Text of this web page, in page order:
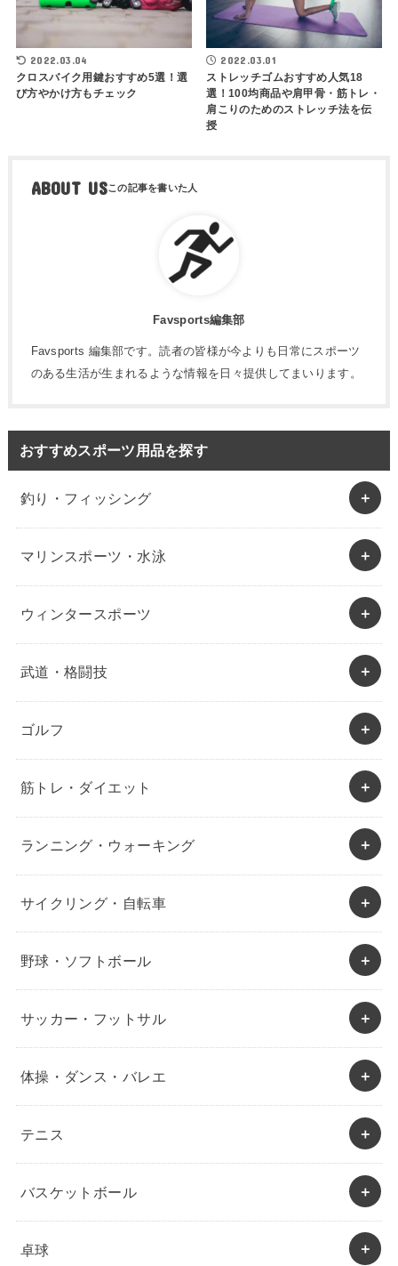
2022.03.04
クロスバイク用鍵おすすめ5選！選
び方やかけ方もチェック
2022.03.01
ストレッチゴムおすすめ人気18
選！100均商品や肩甲骨・筋トレ・
肩こりのためのストレッチ法を伝
授
ABOUT US
Favsports編集部
Favsports 編集部です。読者の皆様が今よりも日常にスポーツ
のある生活が生まれるような情報を日々提供してまいります。
おすすめスポーツ用品を探す
釣り・フィッシング
マリンスポーツ・水泳
ウィンタースポーツ
武道・格闘技
ゴルフ
筋トレ・ダイエット
ランニング・ウォーキング
サイクリング・自転車
野球・ソフトボール
サッカー・フットサル
体操・ダンス・バレエ
テニス
バスケットボール
卓球